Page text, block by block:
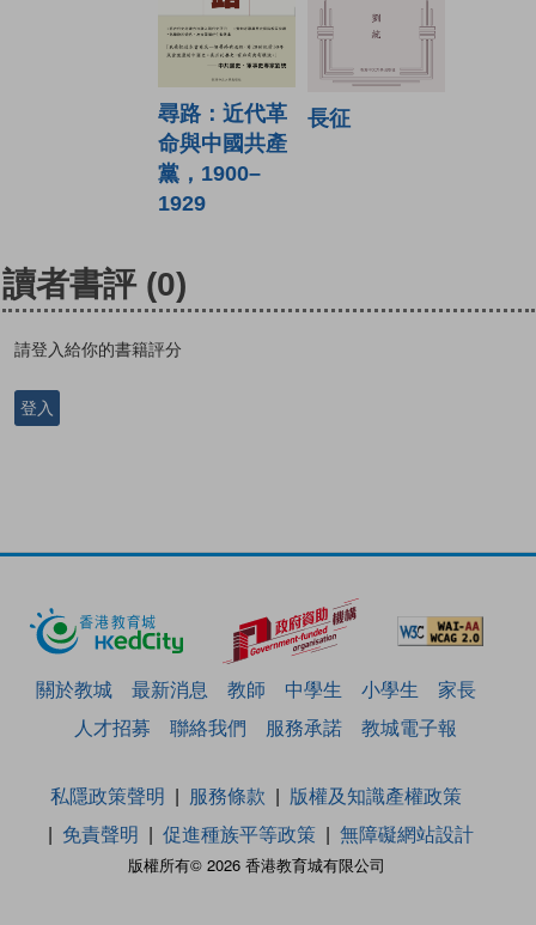
尋路：近代革
命與中國共產
黨，1900–
1929
長征
讀者書評 (0)
請登入給你的書籍評分
登入
關於教城 最新消息 教師 中學生 小學生
家長
人才招募
聯絡我們 服務承諾 教城電子報
版權所有© 2026 香港教育城有限公司
私隱政策聲明 服務條款
版權及知識產權政策
免責聲明
促進種族平等政策 無障礙網站設計